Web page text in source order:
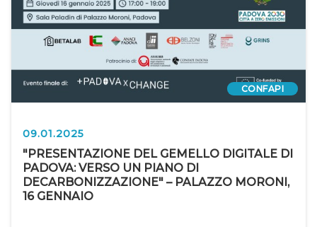
CONFAPI
09.01.2025
"PRESENTAZIONE DEL GEMELLO DIGITALE DI
PADOVA: VERSO UN PIANO DI
DECARBONIZZAZIONE" – PALAZZO MORONI,
16 GENNAIO